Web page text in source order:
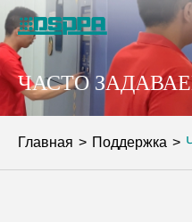
ЧАСТО
Главная Поддержка